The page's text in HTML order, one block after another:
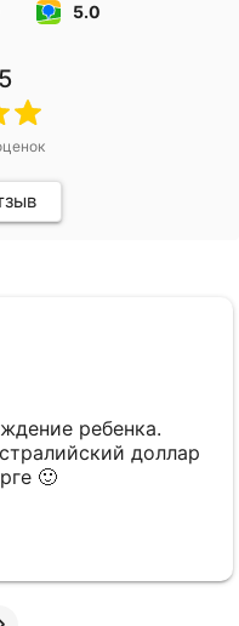
5.0
ребенка.
доллар
🙂